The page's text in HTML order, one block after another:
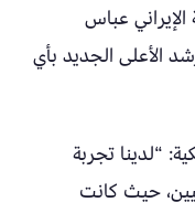
عباس
الأعلى الجديد بأي
“لدينا تجربة
حيث كانت